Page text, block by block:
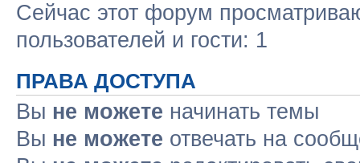
Сейчас этот форум
пользователей и гости: 1
ПРАВА ДОСТУПА
Вы не можете начинать темы
Вы не можете отвечать на